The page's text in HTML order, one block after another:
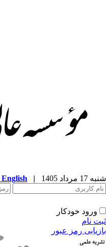
شنبه 17 مرداد 1405 |
English
ورود خودکار
ثبت نام
بازیابی رمز عبور